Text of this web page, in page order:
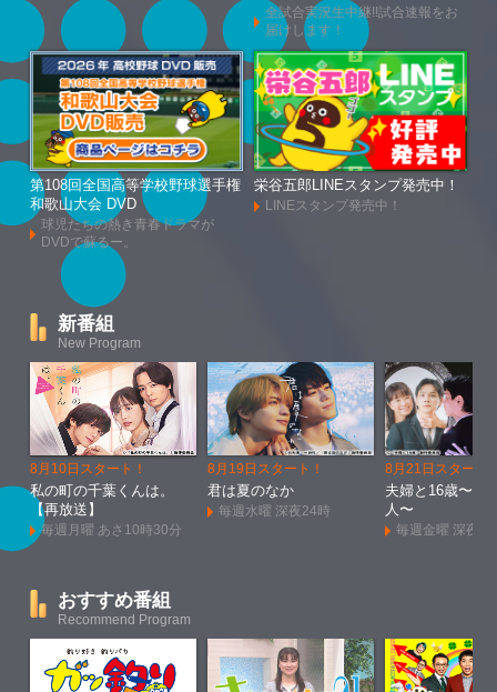
全試合実況生中継!!試合速報をお
届けします！
第108回全国高等学校野球選手権
和歌山大会 DVD
球児たちの熱き青春ドラマが
DVDで蘇るー。
栄谷五郎LINEスタンプ発売中！
LINEスタンプ発売中！
新番組
New Program
8月10日スタート！
私の町の千葉くんは。
【再放送】
毎週月曜 あさ10時30分
8月19日スタート！
君は夏のなか
毎週水曜 深夜24時
8月21日スタート
夫婦と16歳〜狂
人〜
毎週金曜 深夜1
おすすめ番組
Recommend Program